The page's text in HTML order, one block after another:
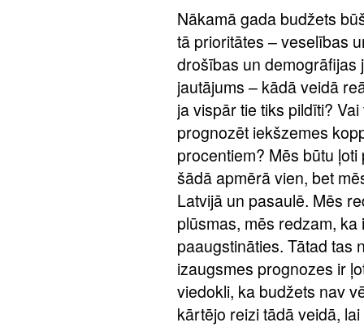
Nākamā gada budžets
tā prioritātes – veselības
drošības un demogrāfijas
jautājums – kādā veidā
ja vispār tie tiks pildīti?
prognozēt iekšzemes
procentiem? Mēs būtu
šādā apmērā vien, bet
Latvijā un pasaulē. Mēs
plūsmas, mēs redzam,
paaugstināties. Tātad tas
izaugsmes prognozes ir
viedokli, ka budžets nav
kārtējo reizi tādā veidā,